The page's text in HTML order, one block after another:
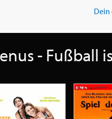
Dein
- Fußball